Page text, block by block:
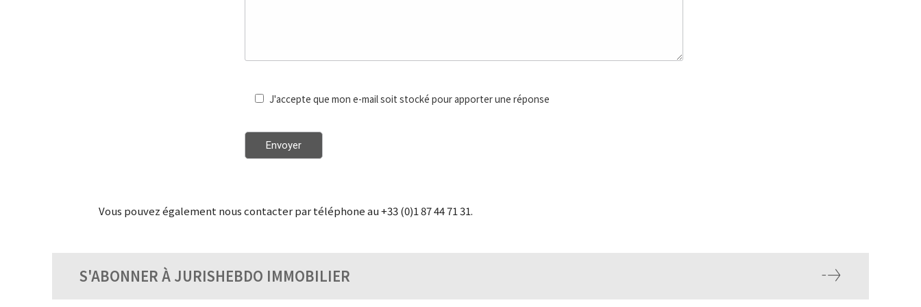
J'accepte que mon e-mail soit stocké pour apporter une réponse
Vous pouvez également nous contacter par téléphone au +33 (0)1 87 44 71 31.
S'ABONNER À JURISHEBDO IMMOBILIER